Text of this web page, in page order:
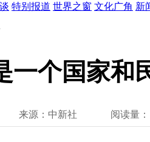
特别报道 世界之窗 文化广角 新
一个国家和
来源：中新社 阅读量：